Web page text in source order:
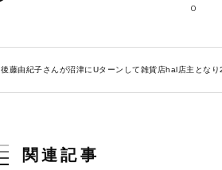
0
後藤由紀子さんが沼津にUターンして雑貨店hal店主とな
関連記事